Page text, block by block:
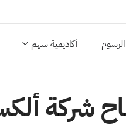
الرسوم أكاديمية سهم
شركة